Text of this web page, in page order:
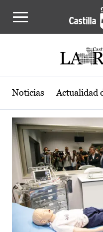
Actualidad de
Noticias Actualidad